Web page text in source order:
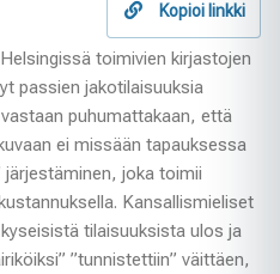
Kopioi linkki
toimivien kirjastojen
passien jakotilaisuuksia
puhumattakaan, että
ei missään tapauksessa
järjestäminen, joka toimii
Kansallismieliset
tilaisuuksista ulos ja
”tunnistettiin” väittäen,